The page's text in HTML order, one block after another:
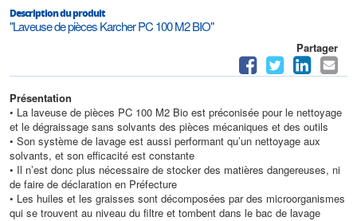
Description du produit
"Laveuse de pièces Karcher PC 100 M2 BIO"
Partager
Présentation
• La laveuse de pièces PC 100 M2 Bio est préconisée pour le nettoyage
et le dégraissage sans solvants des pièces mécaniques et des outils
• Son système de lavage est aussi performant qu’un nettoyage aux
solvants, et son efficacité est constante
• Il n’est donc plus nécessaire de stocker des matières dangereuses, ni
de faire de déclaration en Préfecture
• Les huiles et les graisses sont décomposées par des microorganismes
qui se trouvent au niveau du filtre et tombent dans le bac de lavage